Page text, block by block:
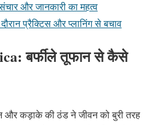
और जानकारी का महत्व
प्रैक्टिस और प्लानिंग से बचाव
: बर्फीले तूफान से कैसे
और कड़ाके की ठंड ने जीवन को बुरी तरह